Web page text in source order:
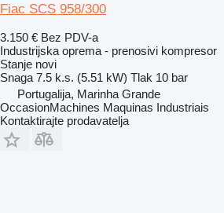
Fiac SCS 958/300
3.150 € Bez PDV-a
Industrijska oprema - prenosivi kompresor
Stanje novi
Snaga 7.5 k.s. (5.51 kW) Tlak 10 bar
Portugalija, Marinha Grande
OccasionMachines Maquinas Industriais
Kontaktirajte prodavatelja